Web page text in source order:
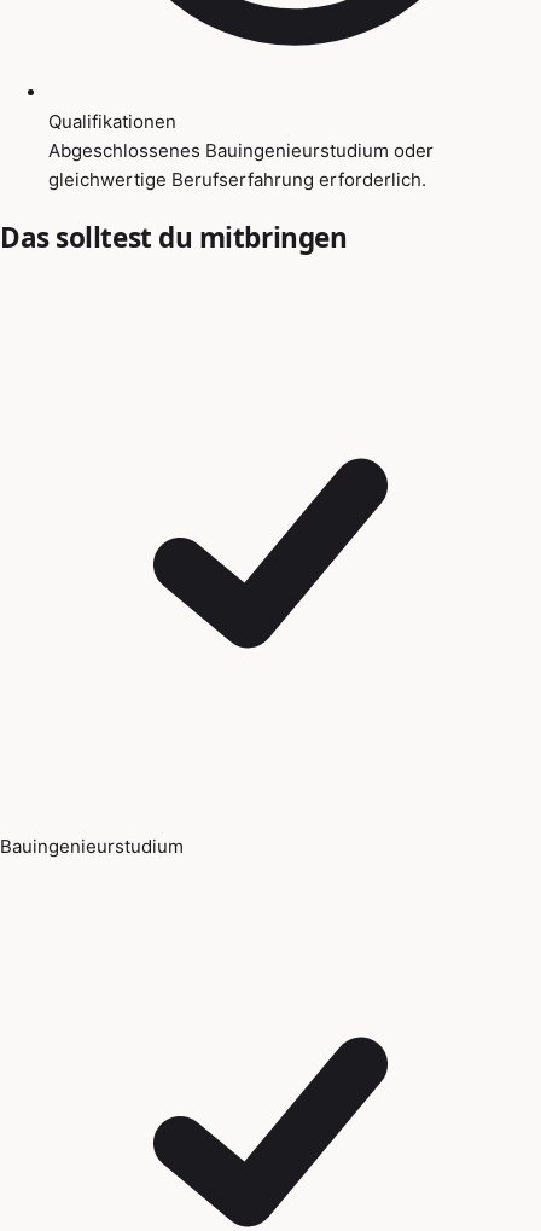
Qualifikationen
Abgeschlossenes Bauingenieurstudium oder
gleichwertige Berufserfahrung erforderlich.
Das solltest du mitbringen
Bauingenieurstudium